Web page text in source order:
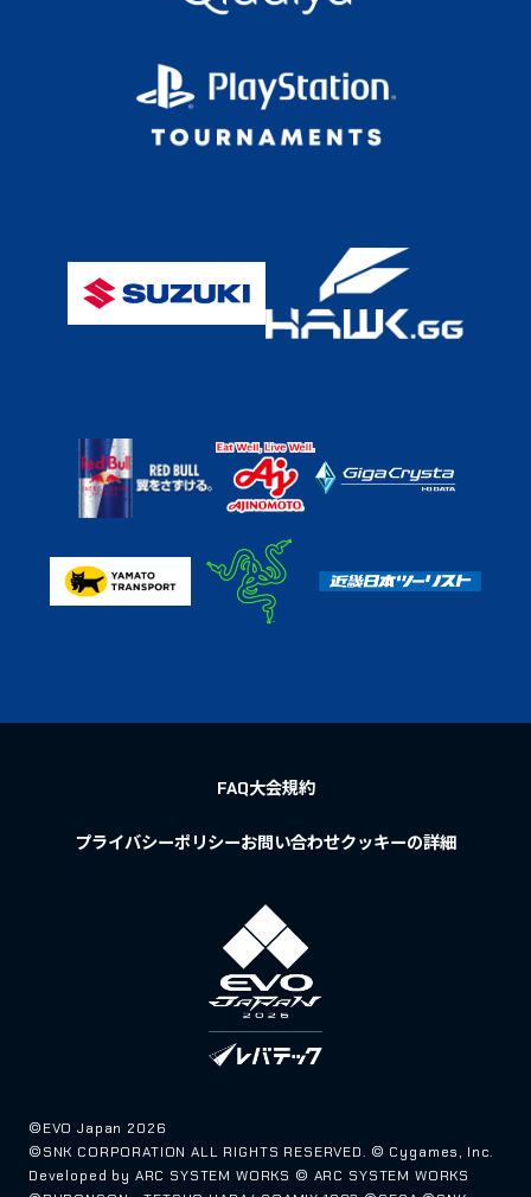
FAQ大会規約
プライバシーポリシーお問い合わせクッキーの詳細
©EVO Japan 2026
©SNK CORPORATION ALL RIGHTS RESERVED. © Cygames, Inc.
Developed by ARC SYSTEM WORKS © ARC SYSTEM WORKS